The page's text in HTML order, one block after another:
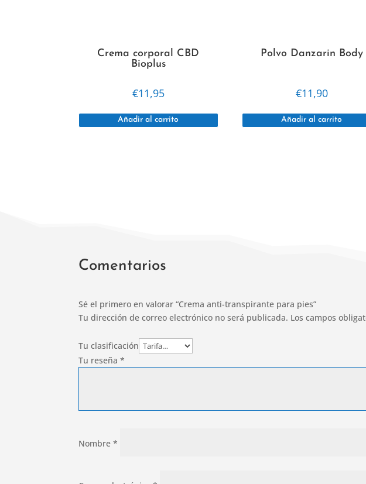
Crema corporal CBD
Bioplus
€11,95
Añadir al carrito
Polvo Danzarin Body
€11,90
Añadir al carrito
Comentarios
Sé el primero en valorar “Crema anti-transpirante para pies”
Tu dirección de correo electrónico no será publicada. Los campos
Tu clasificación
Tu reseña*
Nombre*